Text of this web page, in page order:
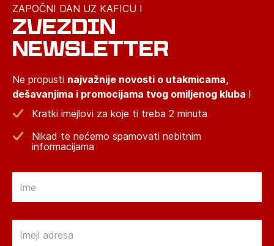
ZAPOČNI DAN UZ KAFICU I
ZVEZDIN
NEWSLETTER
Ne propusti najvažnije novosti o utakmicama,
dešavanjima i promocijama tvog omiljenog kluba !
Kratki imejlovi za koje ti treba 2 minuta
Nikad te nećemo spamovati nebitnim
informacijama